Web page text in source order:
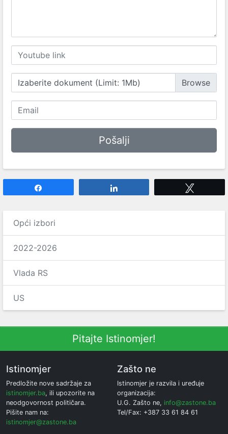
Izaberite dokument (Limit: 1Mb)
Opći izbori
2022-2026
Vlada RS
US
Pitajte Istinomjer!
Istinomjer
Predložite nove sadržaje za
istinomjer.ba, ili upozorite na
neodgovornost političara.
Pišite nam na:
istinomjer@zastone.ba
Zašto ne
Istinomjer je razvila i uređuje
organizacija:
U.G. Zašto ne, info@zastone.ba
Tel/Fax: +387 33 61 84 61